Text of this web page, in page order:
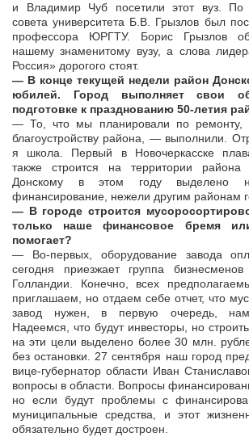
и Владимир Чуб посетили этот вуз. По
совета университета Б.В. Грызлов был
профессора ЮРГТУ. Борис Грызлов
нашему знаменитому вузу, а слова
Россия» дорогого стоят.
— В конце текущей недели район
юбилей. Город выполняет свои
подготовке к празднованию 50-летия
— То, что мы планировали по ремонту,
благоустройству района, — выполнили.
я школа. Первый в Новочеркасске
также строится на территории района
Донскому в этом году выделено
финансирование, нежели другим районам
— В городе строится
только наше финансовое бремя
помогает?
— Во-первых, оборудование завода
сегодня приезжает группа
Голландии. Конечно, всех
приглашаем, но отдаем себе отчет, что
завод нужен, в первую очередь, нам,
Надеемся, что будут инвесторы, но
на эти цели выделено более 30 млн.
без остановки. 27 сентября наш город
вице-губернатор области Иван
вопросы в области. Вопросы
но если будут проблемы с
муниципальные средства, и этот
обязательно будет достроен.